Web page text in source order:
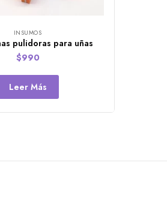
INSUMOS
pulidoras para uñas
$990
Leer Más